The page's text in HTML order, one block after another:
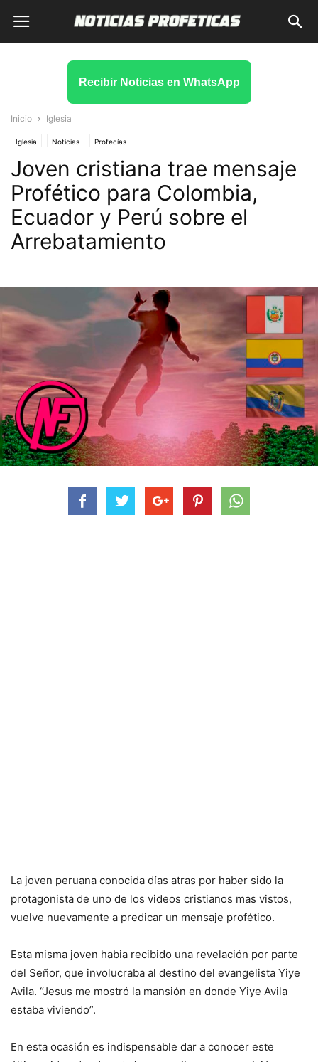
Recibir Noticias en WhatsApp
Inicio Iglesia
Iglesia Noticias Profecías
Joven cristiana trae mensaje
Profético para Colombia,
Ecuador y Perú sobre el
Arrebatamiento
La joven peruana conocida días atras por haber sido la
protagonista de uno de los videos cristianos mas vistos,
vuelve nuevamente a predicar un mensaje profético.
Esta misma joven habia recibido una revelación por parte
del Señor, que involucraba al destino del evangelista Yiye
Avila. “Jesus me mostró la mansión en donde Yiye Avila
estaba viviendo”.
En esta ocasión es indispensable dar a conocer este